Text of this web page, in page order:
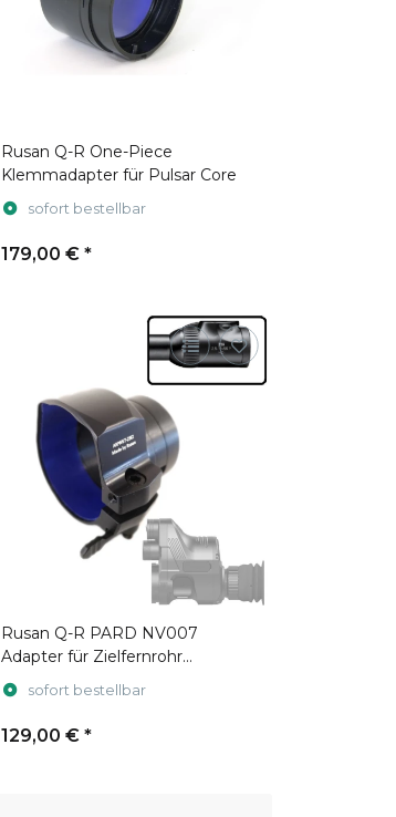
Rusan Q-R One-Piece
Klemmadapter für Pulsar Core
sofort bestellbar
179,00 € *
Rusan Q-R PARD NV007
Adapter für Zielfernrohr
Swarovski Z6i gen. 2
sofort bestellbar
129,00 € *